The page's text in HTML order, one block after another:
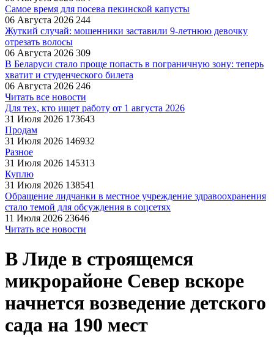
Самое время для посева пекинской капусты
06 Августа 2026 244
Жуткий случай: мошенники заставили 9‑летнюю девочку
отрезать волосы
06 Августа 2026 309
В Беларуси стало проще попасть в пограничную зону: теперь
хватит и студенческого билета
06 Августа 2026 246
Читать все новости
Для тех, кто ищет работу от 1 августа 2026
31 Июля 2026 173643
Продам
31 Июля 2026 146932
Разное
31 Июля 2026 145313
Куплю
31 Июля 2026 138541
Обращение лидчанки в местное учреждение здравоохранения
стало темой для обсуждения в соцсетях
11 Июля 2026 23646
Читать все новости
В Лиде в строящемся
микрорайоне Север вскоре
начнется возведение детского
сада на 190 мест